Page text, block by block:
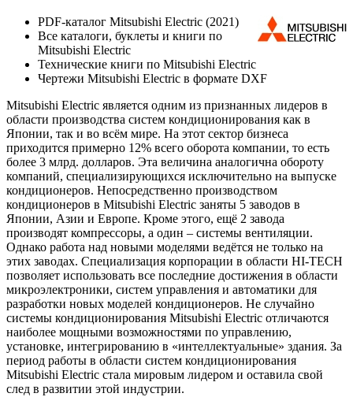
PDF-каталог Mitsubishi Electric (2021)
Все каталоги, буклеты и книги по
Mitsubishi Electric
Технические книги по Mitsubishi Electric
Чертежи Mitsubishi Electric в формате DXF
Mitsubishi Electric является одним из признанных лидеров в
области производства систем кондиционирования как в
Японии, так и во всём мире. На этот сектор бизнеса
приходится примерно 12% всего оборота компании, то есть
более 3 млрд. долларов. Эта величина аналогична обороту
компаний, специализирующихся исключительно на выпуске
кондиционеров. Непосредственно производством
кондиционеров в Mitsubishi Electric заняты 5 заводов в
Японии, Азии и Европе. Кроме этого, ещё 2 завода
производят компрессоры, а один – системы вентиляции.
Однако работа над новыми моделями ведётся не только на
этих заводах. Специализация корпорации в области HI-TECH
позволяет использовать все последние достижения в области
микроэлектроники, систем управления и автоматики для
разработки новых моделей кондиционеров. Не случайно
системы кондиционирования Mitsubishi Electric отличаются
наиболее мощными возможностями по управлению,
установке, интегрированию в «интеллектуальные» здания. За
период работы в области систем кондиционирования
Mitsubishi Electric стала мировым лидером и оставила свой
след в развитии этой индустрии.